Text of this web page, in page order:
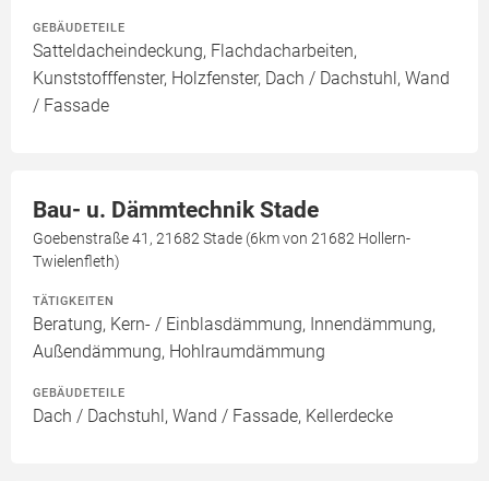
GEBÄUDETEILE
Satteldacheindeckung, Flachdacharbeiten,
Kunststofffenster, Holzfenster, Dach / Dachstuhl, Wand
/ Fassade
Bau- u. Dämmtechnik Stade
Goebenstraße 41, 21682 Stade (6km von 21682 Hollern-
Twielenfleth)
TÄTIGKEITEN
Beratung, Kern- / Einblasdämmung, Innendämmung,
Außendämmung, Hohlraumdämmung
GEBÄUDETEILE
Dach / Dachstuhl, Wand / Fassade, Kellerdecke